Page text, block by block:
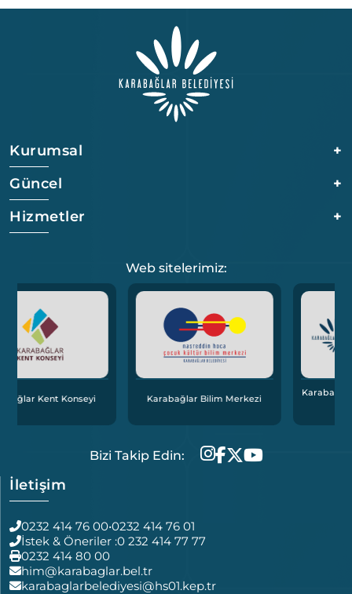
Kurumsal
+
Güncel
+
Hizmetler
+
Web sitelerimiz:
Karabağlar Bilim Merkezi
Karabağlar Bölgesel İstihdam
Bizi Takip Edin:
İletişim
0232 414 76 00•0232 414 76 01
İstek & Öneriler :0 232 414 77 77
0232 414 80 00
him@karabaglar.bel.tr
karabaglarbelediyesi@hs01.kep.tr